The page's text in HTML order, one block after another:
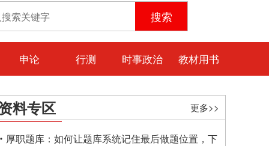
申论 行测 时事政治 教材用书
料专区 更多>>
厚职题库：如何让题库系统记住最后做题位置，下